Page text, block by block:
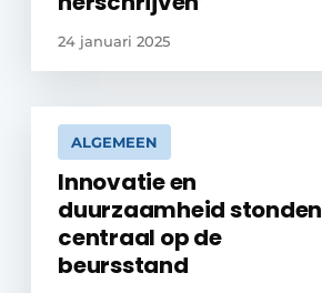
24 januari 2025
ALGEMEEN
Innovatie en
duurzaamheid stonden
centraal op de
beursstand